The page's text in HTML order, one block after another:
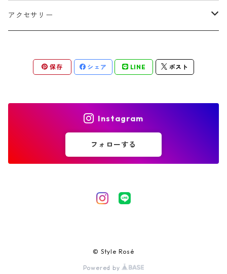
THANK YOUシール
結婚証明書
アクセサリー
イヤリング
保存 シェア LINE ポスト
Instagram
フォローする
© Style Rosé
Powered by